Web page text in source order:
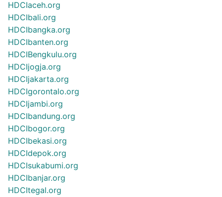
HDCIaceh.org
HDCIbali.org
HDCIbangka.org
HDCIbanten.org
HDCIBengkulu.org
HDCIjogja.org
HDCIjakarta.org
HDCIgorontalo.org
HDCIjambi.org
HDCIbandung.org
HDCIbogor.org
HDCIbekasi.org
HDCIdepok.org
HDCIsukabumi.org
HDCIbanjar.org
HDCItegal.org